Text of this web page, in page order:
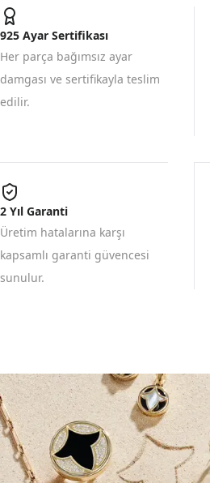
925 Ayar Sertifikası
Her parça bağımsız ayar
damgası ve sertifikayla teslim
edilir.
2 Yıl Garanti
Üretim hatalarına karşı
kapsamlı garanti güvencesi
sunulur.